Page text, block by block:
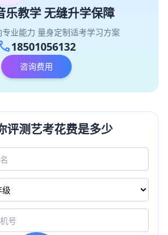
乐教学 无缝升学保障
业能力 量身定制适考学习方案
18501056132
咨询费用
评测艺考花费是多少